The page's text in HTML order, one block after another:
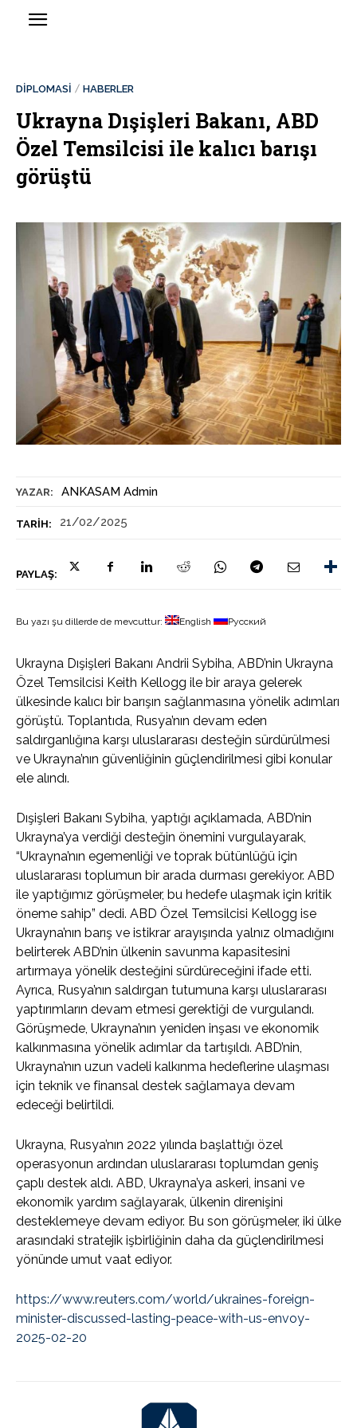
YAZAR: ANKASAM Admin
TARIH: 21/02/2025
PAYLAŞ:
DİPLOMASİ HABERLER
Ukrayna Dışişleri Bakanı, ABD
Özel Temsilcisi ile kalıcı barışı
görüştü
Bu yazı şu dillerde de mevcuttur: English Русский
Ukrayna Dışişleri Bakanı Andrii Sybiha, ABD’nin Ukrayna
Özel Temsilcisi Keith Kellogg ile bir araya gelerek
ülkesinde kalıcı bir barışın sağlanmasına yönelik adımları
görüştü. Toplantıda, Rusya’nın devam eden
saldırganlığına karşı uluslararası desteğin sürdürülmesi
ve Ukrayna’nın güvenliğinin güçlendirilmesi gibi konular
ele alındı.
Dışişleri Bakanı Sybiha, yaptığı açıklamada, ABD’nin
Ukrayna’ya verdiği desteğin önemini vurgulayarak,
“Ukrayna’nın egemenliği ve toprak bütünlüğü için
uluslararası toplumun bir arada durması gerekiyor. ABD
ile yaptığımız görüşmeler, bu hedefe ulaşmak için kritik
öneme sahip” dedi. ABD Özel Temsilcisi Kellogg ise
Ukrayna’nın barış ve istikrar arayışında yalnız olmadığını
belirterek ABD’nin ülkenin savunma kapasitesini
artırmaya yönelik desteğini sürdüreceğini ifade etti.
Ayrıca, Rusya’nın saldırgan tutumuna karşı uluslararası
yaptırımların devam etmesi gerektiği de vurgulandı.
Görüşmede, Ukrayna’nın yeniden inşası ve ekonomik
kalkınmasına yönelik adımlar da tartışıldı. ABD’nin,
Ukrayna’nın uzun vadeli kalkınma hedeflerine ulaşması
için teknik ve finansal destek sağlamaya devam
edeceği belirtildi.
Ukrayna, Rusya’nın 2022 yılında başlattığı özel
operasyonun ardından uluslararası toplumdan geniş
çaplı destek aldı. ABD, Ukrayna’ya askeri, insani ve
ekonomik yardım sağlayarak, ülkenin direnişini
desteklemeye devam ediyor. Bu son görüşmeler, iki ülke
arasındaki stratejik işbirliğinin daha da güçlendirilmesi
yönünde umut vaat ediyor.
https://www.reuters.com/world/ukraines-foreign-
minister-discussed-lasting-peace-with-us-envoy-
2025-02-20